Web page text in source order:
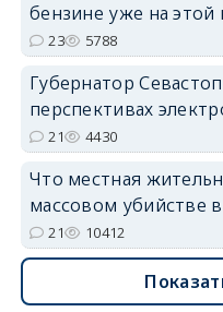
бензине уже на этой
23 5788
Губернатор
перспективах
21 4430
Что местная
массовом убийстве
21 10412